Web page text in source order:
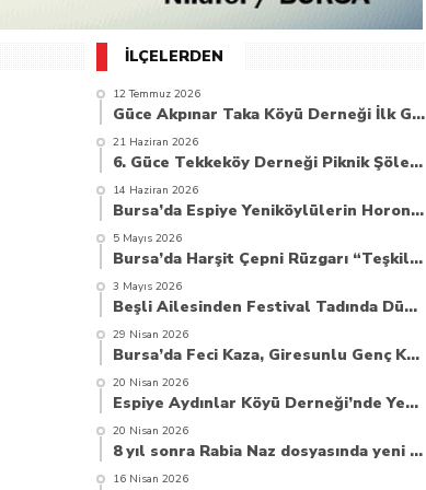
İLÇELERDEN
12 Temmuz 2026
Güce Akpınar Taka Köyü Derneği İlk Genel Kurulunu Gerçekleştirdi
21 Haziran 2026
6. Güce Tekkeköy Derneği Piknik Şöleni Yoğun Katılımla Gerçekleşti
14 Haziran 2026
Bursa’da Espiye Yeniköylülerin Horonla Başlayan Piknik Şöleni, Geleceğe Atılan Temellerle Taçlandı
5 Mayıs 2026
Bursa’da Harşit Çepni Rüzgarı “Teşkilat Merkezi Coşkuyla Açıldı”
3 Mayıs 2026
Beşli Ailesinden Festival Tadında Düğün Cemiyeti
29 Nisan 2026
Bursa’da Feci Kaza, Giresunlu Genç Kaza Kurbanı Oldu
20 Nisan 2026
Espiye Aydınlar Köyü Derneği’nde Yeni Dönem: Genç Yönetim Göreve Başladı
20 Nisan 2026
8 yıl sonra Rabia Naz dosyasında yeni umut
16 Nisan 2026